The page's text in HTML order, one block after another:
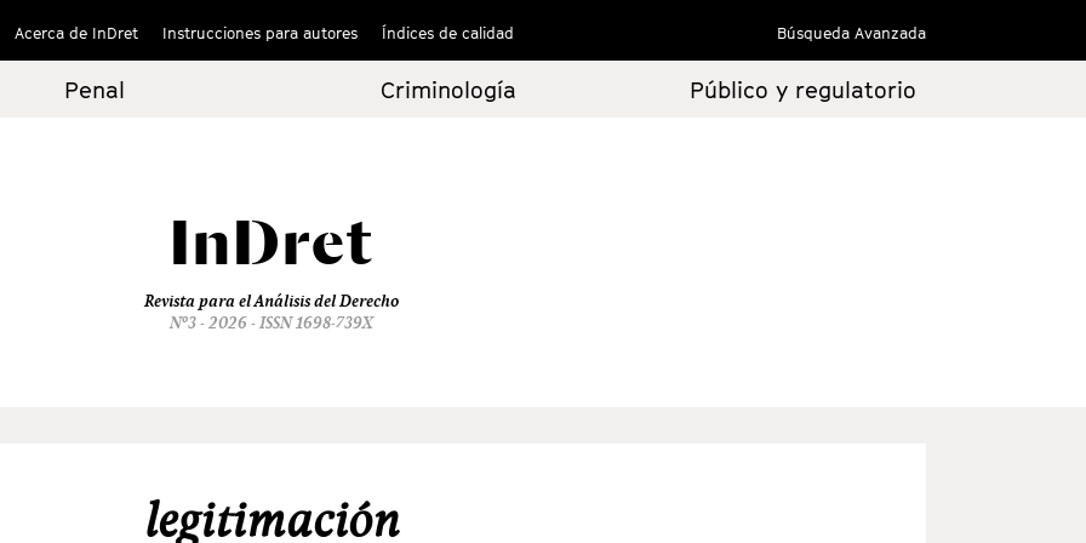
Acerca de InDret Instrucciones para autores Índices de calidad Búsqueda Avanzada
Penal Criminología Público y regulatorio
InDret
Revista para el Análisis del Derecho
Nº3 - 2026 - ISSN 1698-739X
legitimación